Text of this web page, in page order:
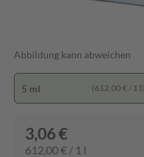
Abbildung kann abweichen
5 ml (612,00 € / 1 l)
3,06 €
612,00 € / 1 l